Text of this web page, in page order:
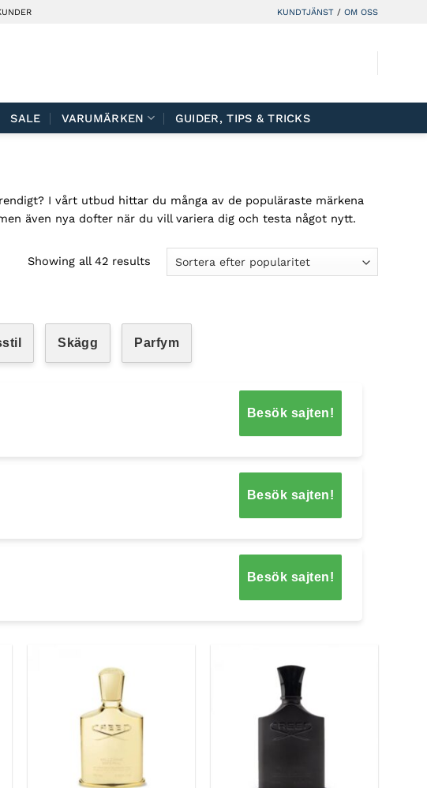
KUNDTJÄNST / OM OSS
SALE VARUMÄRKEN GUIDER, TIPS & TRICKS
I vårt utbud hittar du många av de populäraste märkena
även nya dofter när du vill variera dig och testa något nytt.
Showing all 42 results
Skägg Parfym
Besök sajten!
Besök sajten!
Besök sajten!